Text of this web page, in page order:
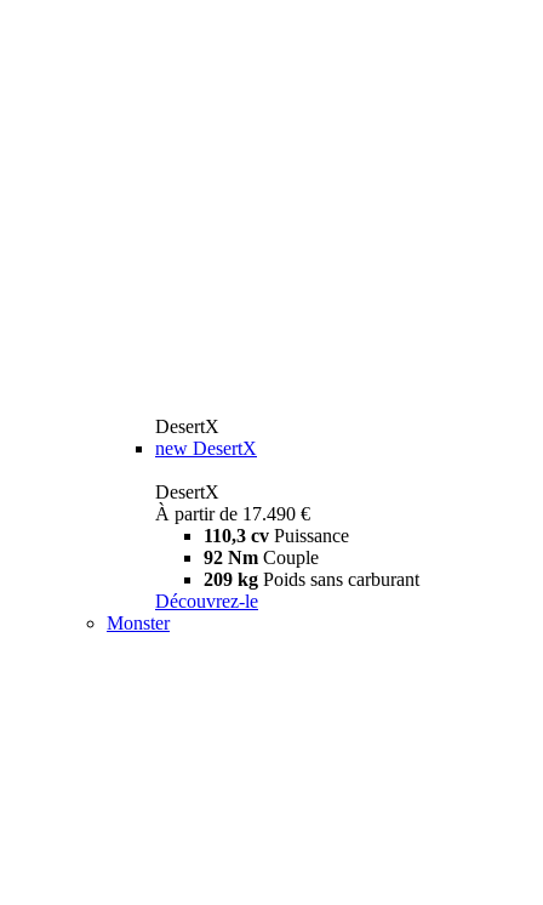
DesertX
new DesertX
DesertX
À partir de 17.490 €
110,3 cv Puissance
92 Nm Couple
209 kg Poids sans carburant
Découvrez-le
Monster